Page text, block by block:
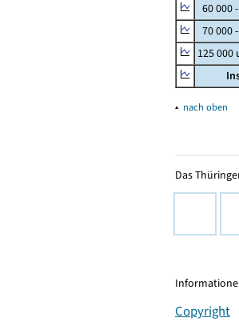
60 000
70 000
125
▴ nach oben
Das
Copyright